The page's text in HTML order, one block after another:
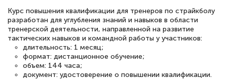
Знаток города 5 уровня
18 марта 2026
Выражаю благодарность за курс
повышения квалификации "Эксперт ЕГЭ по
Курс повышения квалификации для тренеров по страйкболу
разработан для углубления знаний и навыков в области
тренерской деятельности, направленной на развитие
тактических навыков и командной работы у участников:
длительность: 1 месяц;
формат: дистанционное обучение;
объем: 144 часа;
документ: удостоверение о повышении квалификации.